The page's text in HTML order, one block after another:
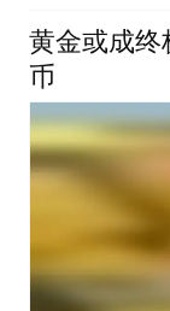
黄金或成终
币